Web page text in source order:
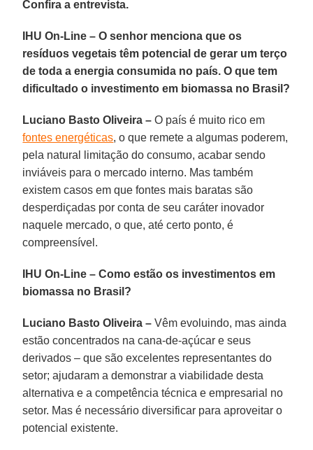
Confira a entrevista.
IHU On-Line – O senhor menciona que os
resíduos vegetais têm potencial de gerar um terço
de toda a energia consumida no país. O que tem
dificultado o investimento em biomassa no Brasil?
Luciano Basto Oliveira – O país é muito rico em
fontes energéticas, o que remete a algumas poderem,
pela natural limitação do consumo, acabar sendo
inviáveis para o mercado interno. Mas também
existem casos em que fontes mais baratas são
desperdiçadas por conta de seu caráter inovador
naquele mercado, o que, até certo ponto, é
compreensível.
IHU On-Line – Como estão os investimentos em
biomassa no Brasil?
Luciano Basto Oliveira – Vêm evoluindo, mas ainda
estão concentrados na cana-de-açúcar e seus
derivados – que são excelentes representantes do
setor; ajudaram a demonstrar a viabilidade desta
alternativa e a competência técnica e empresarial no
setor. Mas é necessário diversificar para aproveitar o
potencial existente.